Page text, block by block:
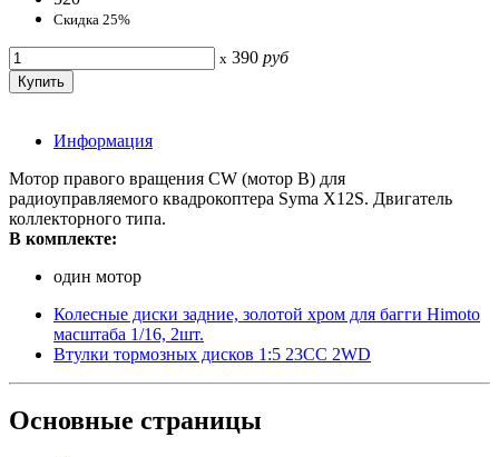
Скидка 25%
x 390 руб
Информация
Мотор правого вращения CW (мотор В) для
радиоуправляемого квадрокоптера Syma X12S. Двигатель
коллекторного типа.
В комплекте:
один мотор
Колесные диски задние, золотой хром для багги Himoto
масштаба 1/16, 2шт.
Втулки тормозных дисков 1:5 23CC 2WD
Основные страницы